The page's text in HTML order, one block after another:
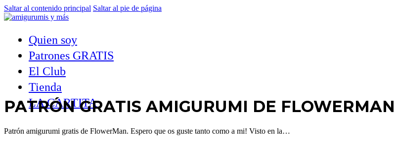
Saltar al contenido principal Saltar al pie de página
Quien soy
Patrones GRATIS
El Club
Tienda
LA CARTITA
PATRÓN GRATIS AMIGURUMI DE FLOWERMAN
Patrón amigurumi gratis de FlowerMan. Espero que os guste tanto como a mi! Visto en la…